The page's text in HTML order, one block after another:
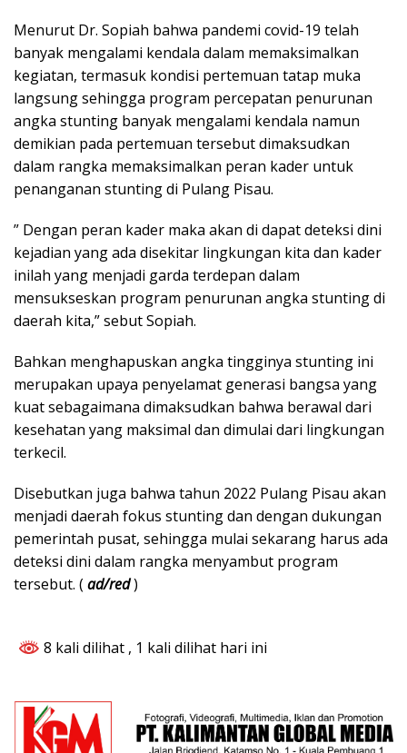
Menurut Dr. Sopiah bahwa pandemi covid-19 telah
banyak mengalami kendala dalam memaksimalkan
kegiatan, termasuk kondisi pertemuan tatap muka
langsung sehingga program percepatan penurunan
angka stunting banyak mengalami kendala namun
demikian pada pertemuan tersebut dimaksudkan
dalam rangka memaksimalkan peran kader untuk
penanganan stunting di Pulang Pisau.
” Dengan peran kader maka akan di dapat deteksi dini
kejadian yang ada disekitar lingkungan kita dan kader
inilah yang menjadi garda terdepan dalam
mensukseskan program penurunan angka stunting di
daerah kita,” sebut Sopiah.
Bahkan menghapuskan angka tingginya stunting ini
merupakan upaya penyelamat generasi bangsa yang
kuat sebagaimana dimaksudkan bahwa berawal dari
kesehatan yang maksimal dan dimulai dari lingkungan
terkecil.
Disebutkan juga bahwa tahun 2022 Pulang Pisau akan
menjadi daerah fokus stunting dan dengan dukungan
pemerintah pusat, sehingga mulai sekarang harus ada
deteksi dini dalam rangka menyambut program
tersebut. (ad/red)
8 kali dilihat , 1 kali dilihat hari ini